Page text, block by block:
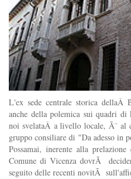
L'ex sede centrale storica dellaÂ
anche della polemica sui quadri
noi svelataÂ a livello locale, Ã¨ al
gruppo consiliare di "Da adesso in
Possamai, inerente alla
Comune di Vicenza dovrÃ
seguito delle recenti novitÃ